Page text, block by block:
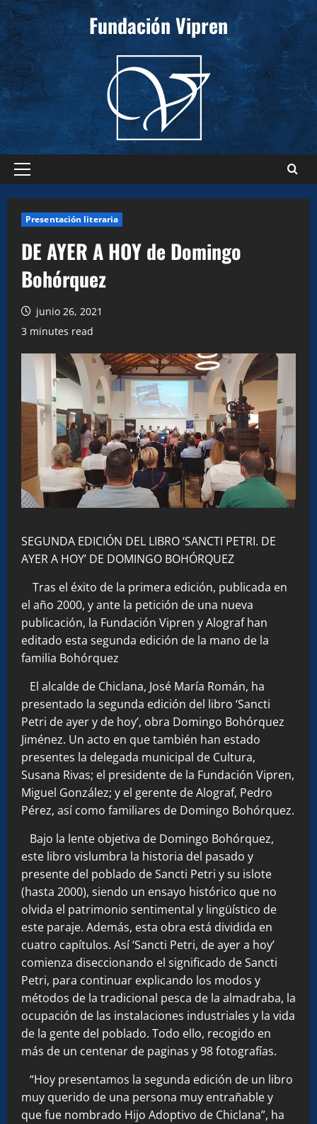
Saltar
al
contenido
Fundación Vipren
Menú
Presentación literaria
DE AYER A HOY de Domingo
Bohórquez
junio 26, 2021
3 minutes read
SEGUNDA EDICIÓN DEL LIBRO ‘SANCTI PETRI. DE
AYER A HOY’ DE DOMINGO BOHÓRQUEZ
Tras el éxito de la primera edición, publicada en
el año 2000, y ante la petición de una nueva
publicación, la Fundación Vipren y Alograf han
editado esta segunda edición de la mano de la
familia Bohórquez
El alcalde de Chiclana, José María Román, ha
presentado la segunda edición del libro ‘Sancti
Petri de ayer y de hoy’, obra Domingo Bohórquez
Jiménez. Un acto en que también han estado
presentes la delegada municipal de Cultura,
Susana Rivas; el presidente de la Fundación Vipren,
Miguel González; y el gerente de Alograf, Pedro
Pérez, así como familiares de Domingo Bohórquez.
Bajo la lente objetiva de Domingo Bohórquez,
este libro vislumbra la historia del pasado y
presente del poblado de Sancti Petri y su islote
(hasta 2000), siendo un ensayo histórico que no
olvida el patrimonio sentimental y lingüístico de
este paraje. Además, esta obra está dividida en
cuatro capítulos. Así ‘Sancti Petri, de ayer a hoy’
comienza diseccionando el significado de Sancti
Petri, para continuar explicando los modos y
métodos de la tradicional pesca de la almadraba, la
ocupación de las instalaciones industriales y la vida
de la gente del poblado. Todo ello, recogido en
más de un centenar de paginas y 98 fotografías.
“Hoy presentamos la segunda edición de un libro
muy querido de una persona muy entrañable y
que fue nombrado Hijo Adoptivo de Chiclana”, ha